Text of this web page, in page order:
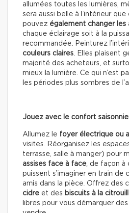
allumées toutes les lumières,
sera aussi belle à l’intérieur que
pouvez également changer les
chaque éclairage soit à la
recommandée. Peinturez
couleurs claires. Elles plaisent
majorité des acheteurs, et
mieux la lumière. Ce qui n’est
les périodes plus sombres de
Jouez avec le confort
Allumez le foyer électrique ou
visites. Réorganisez les
terrasse, salle à manger) pour
assises face à face, de façon à
puissent s’imaginer en train de
amis dans la pièce. Offrez des
cidre et des biscuits à la
libres pour vous démarquer